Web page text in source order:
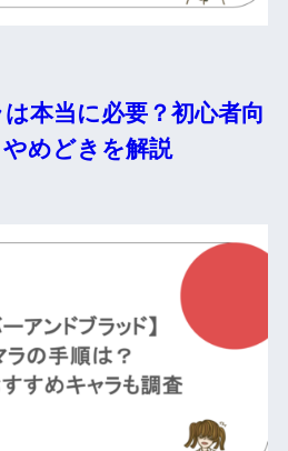
本当に必要？初心者向
めどきを解説